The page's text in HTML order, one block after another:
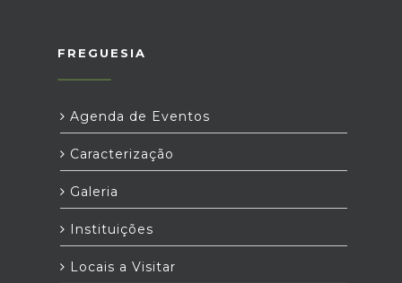
FREGUESIA
Agenda de Eventos
Caracterização
Galeria
Instituições
Locais a Visitar